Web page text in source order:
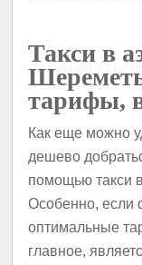
Такси в
тарифы,
Как еще можно
дешево
помощью такси
Особенно, если
оптимальные
главное,